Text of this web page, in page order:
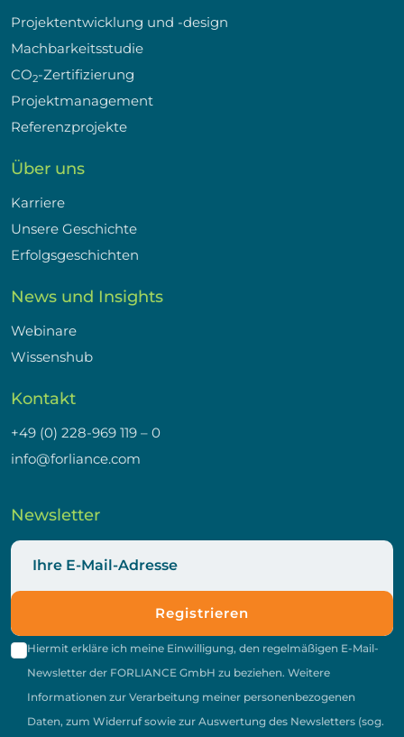
Projektentwicklung und -design
Machbarkeitsstudie
CO2-Zertifizierung
Projektmanagement
Referenzprojekte
Über uns
Karriere
Unsere Geschichte
Erfolgsgeschichten
News und Insights
Webinare
Wissenshub
Kontakt
+49 (0) 228-969 119 – 0
info@forliance.com
Newsletter
Registrieren
Hiermit erkläre ich meine Einwilligung, den regelmäßigen E-Mail-
Newsletter der FORLIANCE GmbH zu beziehen. Weitere
Informationen zur Verarbeitung meiner personenbezogenen
Daten, zum Widerruf sowie zur Auswertung des Newsletters (sog.